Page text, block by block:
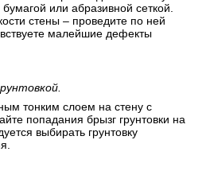
или абразивной сеткой.
стены – проведите по ней
малейшие дефекты
тонким слоем на стену с
попадания брызг грунтовки на
выбирать грунтовку